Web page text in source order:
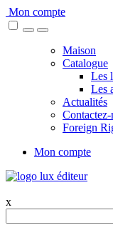
Skip
to
Mon compte
Maison
Catalogue
Les
Les
Actualités
Contactez-
Foreign
Mon compte
x